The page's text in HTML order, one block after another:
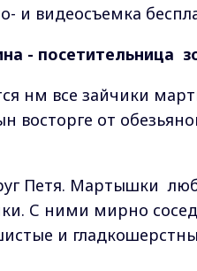
и видеосъемка
- посетительница
нм все зайчики
восторге от
Петя. Мартышки
С ними мирно
и